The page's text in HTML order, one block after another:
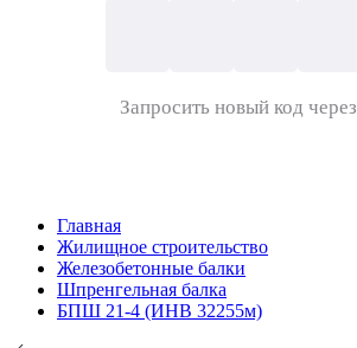
Запросить новый код через
Главная
Жилищное строительство
Железобетонные балки
Шпренгельная балка
БПШ 21-4 (ИНВ 32255м)